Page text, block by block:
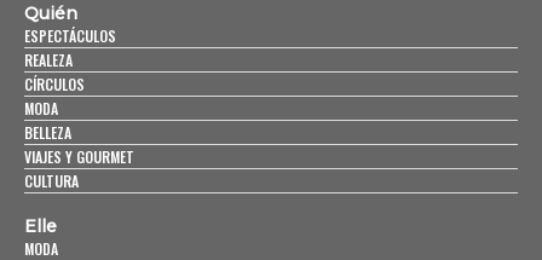
Quién
ESPECTÁCULOS
REALEZA
CÍRCULOS
MODA
BELLEZA
VIAJES Y GOURMET
CULTURA
Elle
MODA